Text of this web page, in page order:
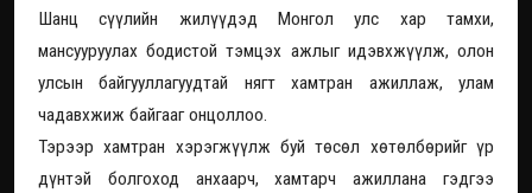
Шанц сүүлийн жилүүдэд Монгол улс хар тамхи,
мансууруулах бодистой тэмцэх ажлыг идэвхжүүлж, олон
улсын байгууллагуудтай нягт хамтран ажиллаж, улам
чадавхжиж байгааг онцоллоо.
Тэрээр хамтран хэрэгжүүлж буй төсөл хөтөлбөрийг үр
дүнтэй болгоход анхаарч, хамтарч ажиллана гэдгээ